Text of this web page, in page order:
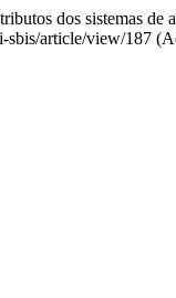
dos sistemas de
article/view/187